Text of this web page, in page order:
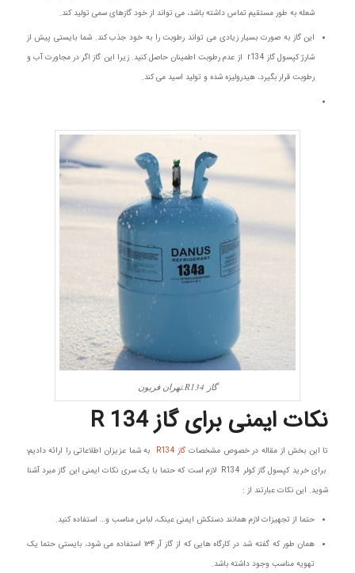
شعله به طور مستقیم تماس داشته باشد، می تواند از خود گازهای سمی تولید کند.
این گاز به صورت بسیار زیادی می تواند رطوبت را به خود جذب کند. شما بایستی پیش از
شارژ کپسول گاز r134 از عدم رطوبت اطمینان حاصل کنید. زیرا این گاز اگر در مجاورت آب و
رطوبت قرار بگیرد، هیدرولیزه شده و تولید اسید می کند.
گاز R134.تهران فریون
نکات ایمنی برای گاز R 134
تا این بخش از مقاله در خصوص مشخصات گاز R134
به شما عزیزان اطلاعاتی را ارائه دادیم؛
برای خرید کپسول گاز کولر R134 لازم است که حتما با یک سری نکات ایمنی این گاز مبرد آشنا
شوید. این نکات عبارتند از :
حتما از تجهیزات لازم همانند دستکش ایمنی عینک، لباس مناسب و… استفاده کنید.
همان طور که گفته شد در کارگاه هایی که از گاز آر ۱۳۴ استفاده می شود، بایستی حتما یک
تهویه مناسب وجود داشته باشد.